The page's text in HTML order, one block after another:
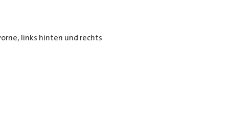
links hinten und rechts